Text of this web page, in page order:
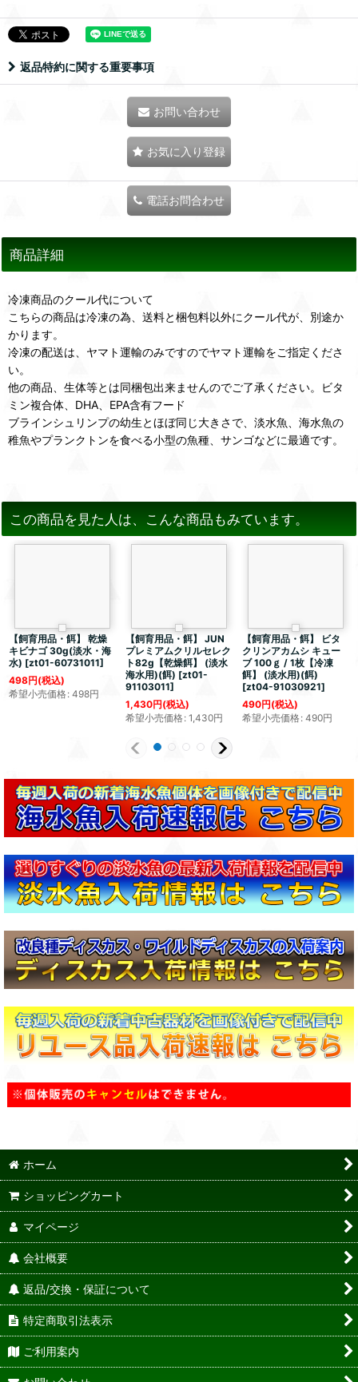
返品特約に関する重要事項
お問い合わせ
お気に入り登録
電話お問合わせ
商品詳細
冷凍商品のクール代について
こちらの商品は冷凍の為、送料と梱包料以外にクール代が、別途か
かります。
冷凍の配送は、ヤマト運輸のみですのでヤマト運輸をご指定くださ
い。
他の商品、生体等とは同梱包出来ませんのでご了承ください。ビタ
ミン複合体、DHA、EPA含有フード
ブラインシュリンプの幼生とほぼ同じ大きさで、淡水魚、海水魚の
稚魚やプランクトンを食べる小型の魚種、サンゴなどに最適です。
この商品を見た人は、こんな商品もみています。
【飼育用品・餌】 乾燥
キビナゴ 30g(淡水・海
水) [zt01-60731011]
498円(税込)
希望小売価格: 498円
【飼育用品・餌】 JUN
プレミアムクリルセレク
ト82g【乾燥餌】 (淡水
海水用)(餌) [zt01-
91103011]
1,430円(税込)
希望小売価格: 1,430円
【飼育用品・餌】 ビタ
クリンアカムシ キュー
ブ 100ｇ / 1枚【冷凍
餌】 (淡水用)(餌)
[zt04-91030921]
490円(税込)
希望小売価格: 490円
ホーム
ショッピングカート
マイページ
会社概要
返品/交換・保証について
特定商取引法表示
ご利用案内